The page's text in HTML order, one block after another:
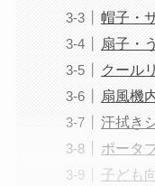
帽子・
扇子・
クール
扇風機
汗拭き
ポータ
子ども